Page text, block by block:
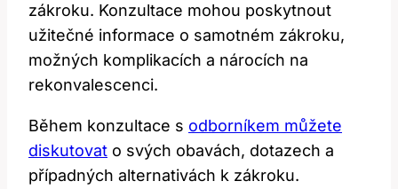
zákroku. Konzultace mohou poskytnout
užitečné informace o samotném zákroku,
možných komplikacích a nárocích na
rekonvalescenci.
Během konzultace s odborníkem můžete
diskutovat o svých obavách, dotazech a
případných alternativách k zákroku.